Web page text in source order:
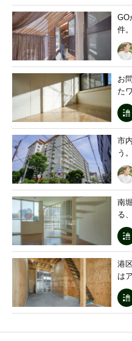
GO
件
お
た
市
う
南
る
港
は